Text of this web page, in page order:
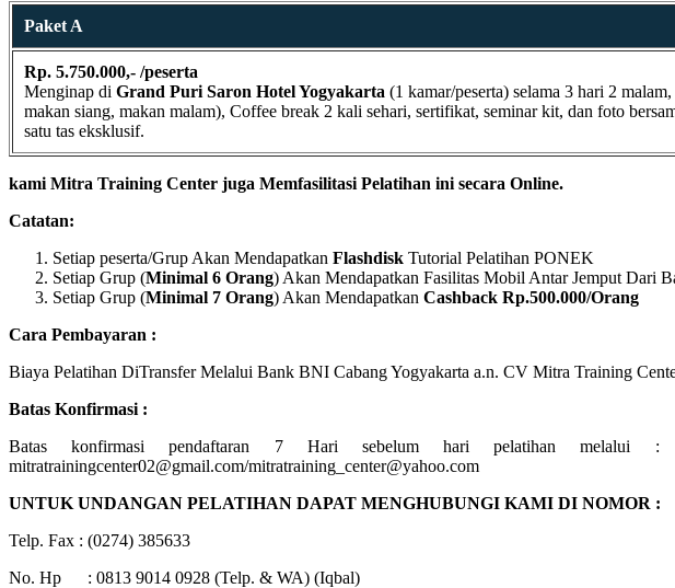
Paket A
Rp. 5.750.000,- /peserta
Menginap di Grand Puri Saron Hotel Yogyakarta (1 kamar/peserta) selama 3 hari 2
makan siang, makan malam), Coffee break 2 kali sehari, sertifikat, seminar kit, dan foto
satu tas eksklusif.
kami Mitra Training Center juga Memfasilitasi Pelatihan ini secara Online.
Catatan:
Setiap peserta/Grup Akan Mendapatkan Flashdisk Tutorial Pelatihan PONEK
Setiap Grup (Minimal 6 Orang) Akan Mendapatkan Fasilitas Mobil Antar Jemput Dari
Setiap Grup (Minimal 7 Orang) Akan Mendapatkan Cashback Rp.500.000/Orang
Cara Pembayaran :
Biaya Pelatihan DiTransfer Melalui Bank BNI Cabang Yogyakarta a.n. CV Mitra Training
Batas Konfirmasi :
Batas konfirmasi pendaftaran 7 Hari sebelum hari pelatihan
mitratrainingcenter02@gmail.com/mitratraining_center@yahoo.com
UNTUK UNDANGAN PELATIHAN DAPAT MENGHUBUNGI KAMI DI NOMOR :
Telp. Fax : (0274) 385633
No. Hp : 0813 9014 0928 (Telp. & WA) (Iqbal)